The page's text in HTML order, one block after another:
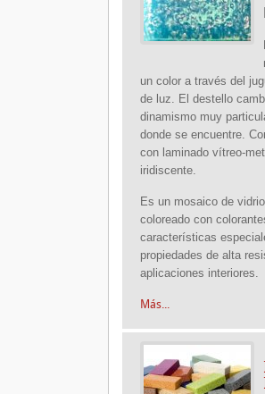
un color a través del
de luz. El destello
dinamismo muy
donde se encuentre.
con laminado vítreo-
iridiscente.
Es un mosaico de
coloreado con
características
propiedades de alta
aplicaciones interiores.
Más...